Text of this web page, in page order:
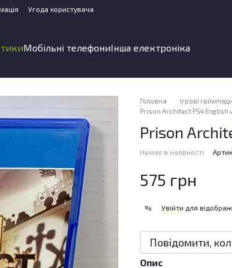
Угода користувача
Мобільні телефониІнша електроніка
Головна Ігрові
Prison Architect PS4 English
Prison
Немає в наявності
575 грн
% Увійти для
Повідомити,
Опис